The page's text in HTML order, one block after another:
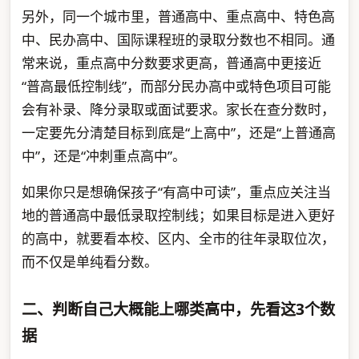
另外，同一个城市里，普通高中、重点高中、特色高
中、民办高中、国际课程班的录取分数也不相同。通
常来说，重点高中分数要求更高，普通高中更接近
“普高最低控制线”，而部分民办高中或特色项目可能
会有补录、降分录取或面试要求。家长在查分数时，
一定要先分清楚目标到底是“上高中”，还是“上普通高
中”，还是“冲刺重点高中”。
如果你只是想确保孩子“有高中可读”，重点应关注当
地的普通高中最低录取控制线；如果目标是进入更好
的高中，就要看本校、区内、全市的往年录取位次，
而不仅是单纯看分数。
二、判断自己大概能上哪类高中，先看这3个数
据